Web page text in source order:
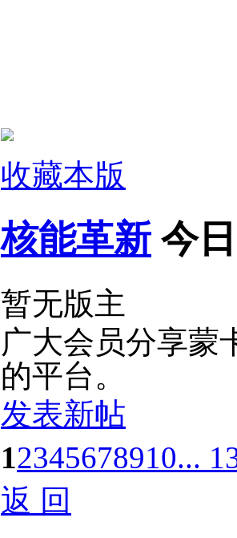
收藏本版
核能革新 今
暂无版主
广大会员分享蒙
的平台。
发表新帖
12345678910...
返 回